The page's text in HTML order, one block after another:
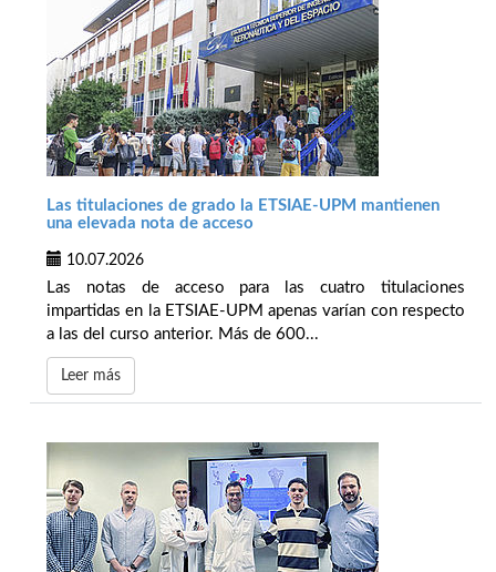
Las titulaciones de grado la ETSIAE-UPM mantienen
una elevada nota de acceso
10.07.2026
Las notas de acceso para las cuatro titulaciones
impartidas en la ETSIAE-UPM apenas varían con respecto
a las del curso anterior. Más de 600...
Leer más